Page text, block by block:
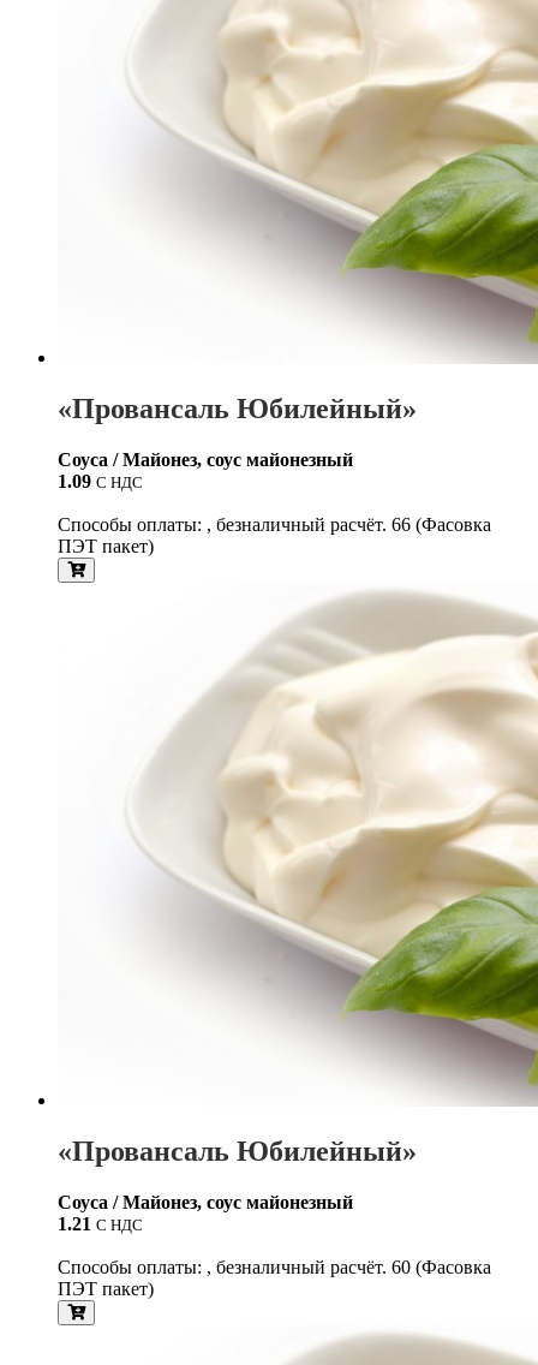
«Провансаль Юбилейный»
Соуса / Майонез, соус майонезный
1.09 С НДС
Способы оплаты: , безналичный расчёт. 66 (Фасовка
ПЭТ пакет)
«Провансаль Юбилейный»
Соуса / Майонез, соус майонезный
1.21 С НДС
Способы оплаты: , безналичный расчёт. 60 (Фасовка
ПЭТ пакет)